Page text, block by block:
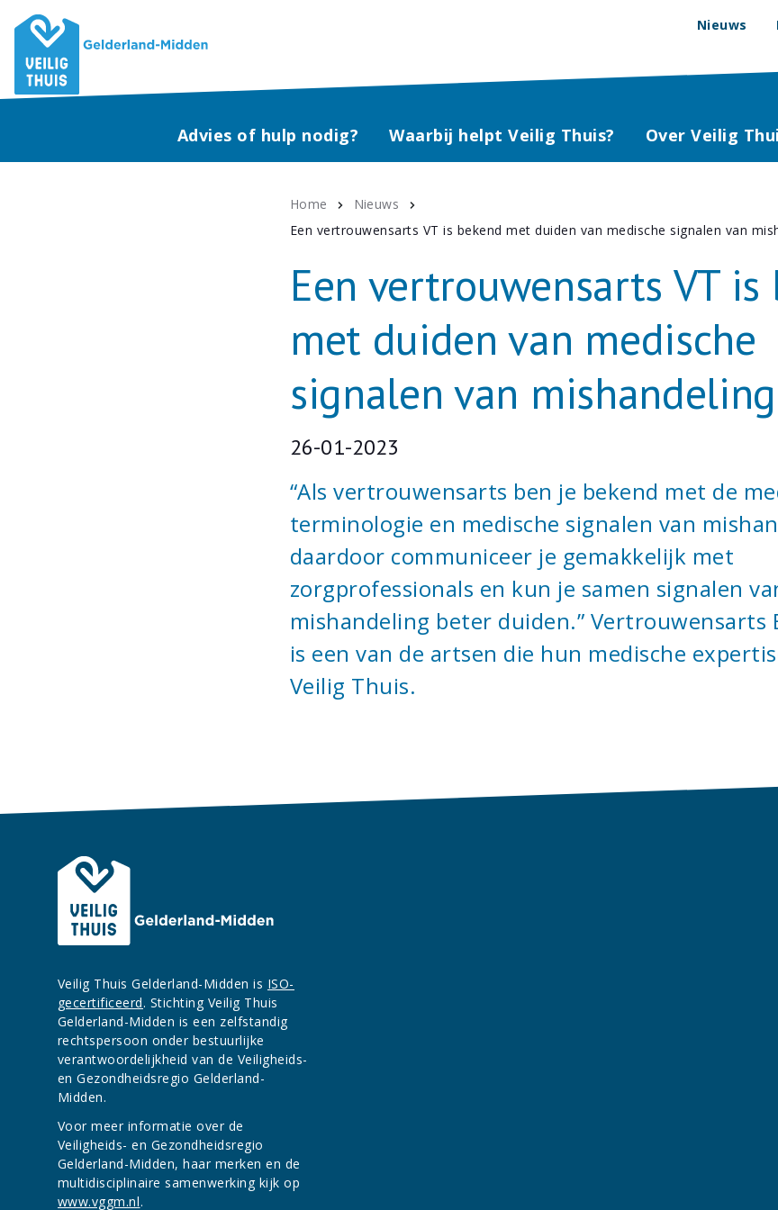
Nieuws
Advies of hulp nodig? Waarbij helpt Veilig Thuis? Over Veilig
Home
Nieuws
Een vertrouwensarts VT is bekend met duiden van medische signalen van
Een vertrouwensarts VT is
met duiden van medische
signalen van mishandeling
26-01-2023
“Als vertrouwensarts ben je bekend met de
terminologie en medische signalen van
daardoor communiceer je gemakkelijk met
zorgprofessionals en kun je samen signalen
mishandeling beter duiden.” Vertrouwensarts
is een van de artsen die hun medische
Veilig Thuis.
Veilig Thuis Gelderland-Midden is ISO-
gecertificeerd. Stichting Veilig Thuis
Gelderland-Midden is een zelfstandig
rechtspersoon onder bestuurlijke
verantwoordelijkheid van de Veiligheids-
en Gezondheidsregio Gelderland-
Midden.
Voor meer informatie over de
Veiligheids- en Gezondheidsregio
Gelderland-Midden, haar merken en de
multidisciplinaire samenwerking kijk op
www.vggm.nl.